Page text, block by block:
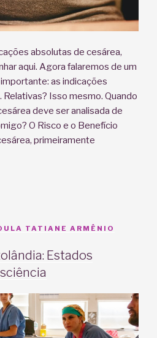
absolutas de cesárea,
aqui. Agora falaremos de um
as indicações
Relativas? Isso mesmo. Quando
deve ser analisada de
O Risco e o Benefício
primeiramente
TATIANE ARMÊNIO
Estados